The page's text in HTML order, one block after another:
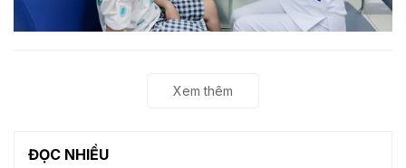
Xem thêm
ĐỌC NHIỀU